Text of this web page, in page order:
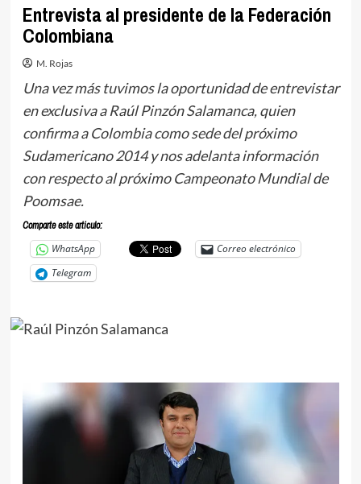
Entrevista al presidente de la Federación
Colombiana
M. Rojas
Una vez más tuvimos la oportunidad de entrevistar
en exclusiva a Raúl Pinzón Salamanca, quien
confirma a Colombia como sede del próximo
Sudamericano 2014 y nos adelanta información
con respecto al próximo Campeonato Mundial de
Poomsae.
Comparte este articulo:
WhatsApp
Correo electrónico
Telegram